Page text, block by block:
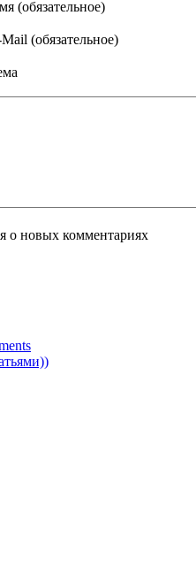
(обязательное)
(обязательное)
о новых комментариях